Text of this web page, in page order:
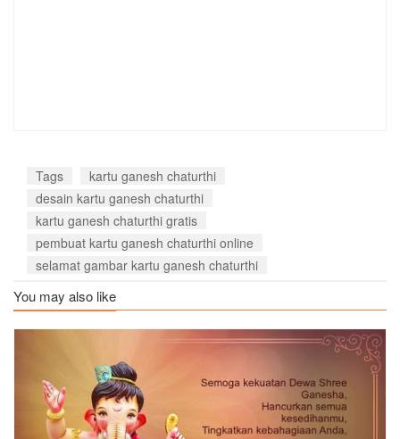
Tags
kartu ganesh chaturthi
desain kartu ganesh chaturthi
kartu ganesh chaturthi gratis
pembuat kartu ganesh chaturthi online
selamat gambar kartu ganesh chaturthi
You may also like